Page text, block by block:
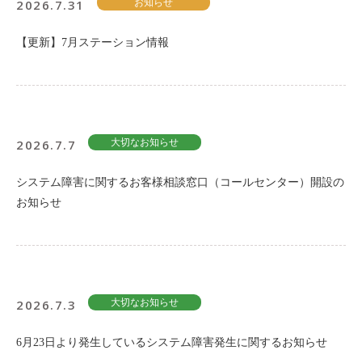
2026.7.31 お知らせ
【更新】7月ステーション情報
2026.7.7 大切なお知らせ
システム障害に関するお客様相談窓口（コールセンター）開設の
お知らせ
2026.7.3 大切なお知らせ
6月23日より発生しているシステム障害発生に関するお知らせ